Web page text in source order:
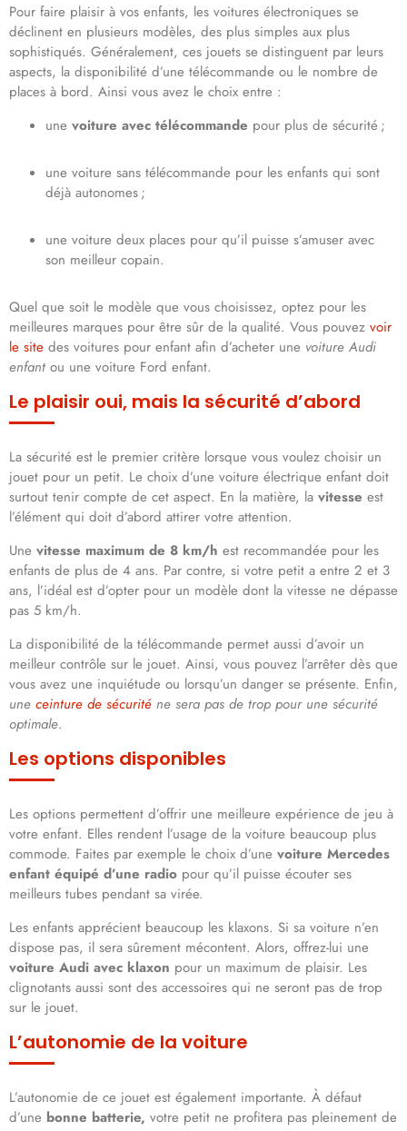
Pour faire plaisir à vos enfants, les voitures électroniques se
déclinent en plusieurs modèles, des plus simples aux plus
sophistiqués. Généralement, ces jouets se distinguent par leurs
aspects, la disponibilité d’une télécommande ou le nombre de
places à bord. Ainsi vous avez le choix entre :
une voiture avec télécommande pour plus de sécurité ;
une voiture sans télécommande pour les enfants qui sont
déjà autonomes ;
une voiture deux places pour qu’il puisse s’amuser avec
son meilleur copain.
Quel que soit le modèle que vous choisissez, optez pour les
meilleures marques pour être sûr de la qualité. Vous pouvez voir
le site des voitures pour enfant afin d’acheter une voiture Audi
enfant ou une voiture Ford enfant.
Le plaisir oui, mais la sécurité d’abord
La sécurité est le premier critère lorsque vous voulez choisir un
jouet pour un petit. Le choix d’une voiture électrique enfant doit
surtout tenir compte de cet aspect. En la matière, la vitesse est
l’élément qui doit d’abord attirer votre attention.
Une vitesse maximum de 8 km/h est recommandée pour les
enfants de plus de 4 ans. Par contre, si votre petit a entre 2 et 3
ans, l’idéal est d’opter pour un modèle dont la vitesse ne dépasse
pas 5 km/h.
La disponibilité de la télécommande permet aussi d’avoir un
meilleur contrôle sur le jouet. Ainsi, vous pouvez l’arrêter dès que
vous avez une inquiétude ou lorsqu’un danger se présente. Enfin,
une ceinture de sécurité ne sera pas de trop pour une sécurité
optimale.
Les options disponibles
Les options permettent d’offrir une meilleure expérience de jeu à
votre enfant. Elles rendent l’usage de la voiture beaucoup plus
commode. Faites par exemple le choix d’une voiture Mercedes
enfant équipé d’une radio pour qu’il puisse écouter ses
meilleurs tubes pendant sa virée.
Les enfants apprécient beaucoup les klaxons. Si sa voiture n’en
dispose pas, il sera sûrement mécontent. Alors, offrez-lui une
voiture Audi avec klaxon pour un maximum de plaisir. Les
clignotants aussi sont des accessoires qui ne seront pas de trop
sur le jouet.
L’autonomie de la voiture
L’autonomie de ce jouet est également importante. À défaut
d’une bonne batterie, votre petit ne profitera pas pleinement de